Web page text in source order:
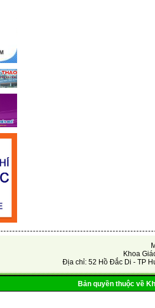
Khoa
Địa chỉ: 52 Hồ Đắc Di - TP
Bản quyền thuộc về